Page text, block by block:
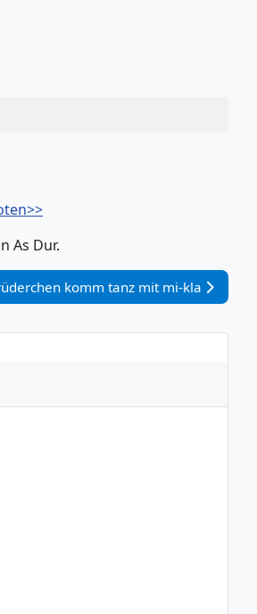
As Dur.
Beitrag: Brüderchen komm tanz
komm tanz mit mi-kla